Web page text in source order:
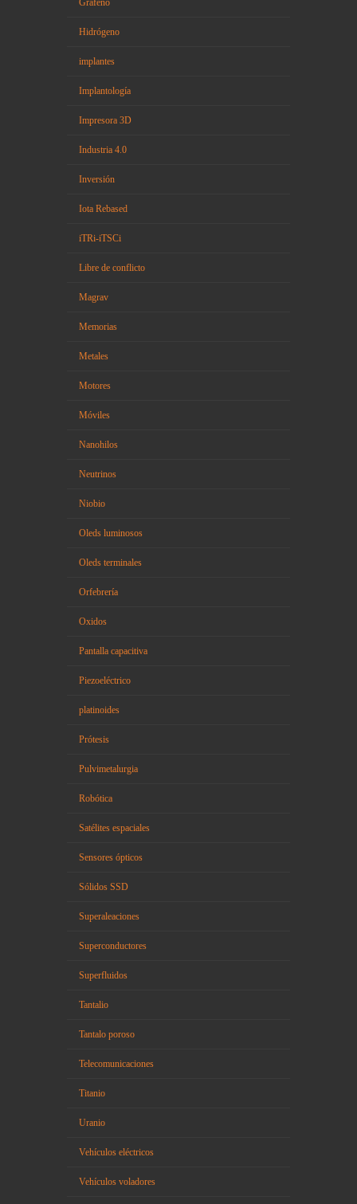
Grafeno
Hidrógeno
implantes
Implantología
Impresora 3D
Industria 4.0
Inversión
Iota Rebased
iTRi-iTSCi
Libre de conflicto
Magrav
Memorias
Metales
Motores
Móviles
Nanohilos
Neutrinos
Niobio
Oleds luminosos
Oleds terminales
Orfebrería
Oxidos
Pantalla capacitiva
Piezoeléctrico
platinoides
Prótesis
Pulvimetalurgia
Robótica
Satélites espaciales
Sensores ópticos
Sólidos SSD
Superaleaciones
Superconductores
Superfluidos
Tantalio
Tantalo poroso
Telecomunicaciones
Titanio
Uranio
Vehículos eléctricos
Vehículos voladores